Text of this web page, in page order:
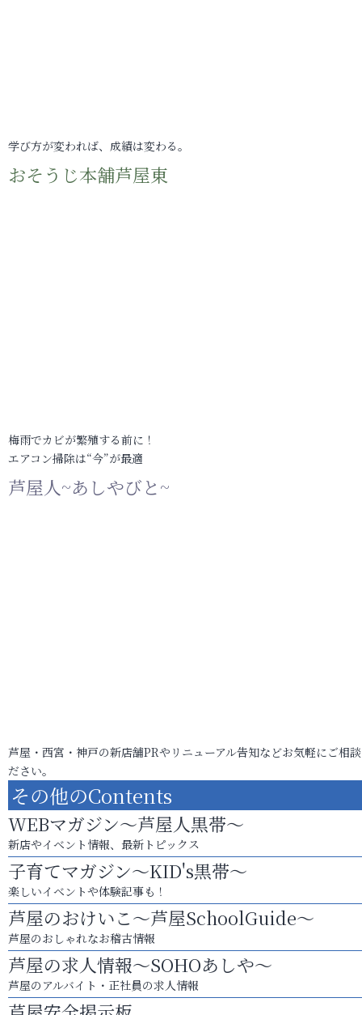
学び方が変われば、成績は変わる。
おそうじ本舗芦屋東
梅雨でカビが繁殖する前に！
エアコン掃除は“今”が最適
芦屋人~あしやびと~
芦屋・西宮・神戸の新店舗PRやリニューアル告知などお気軽にご相
ださい。
その他のContents
WEBマガジン～芦屋人黒帯～
新店やイベント情報、最新トピックス
子育てマガジン～KID's黒帯～
楽しいイベントや体験記事も！
芦屋のおけいこ～芦屋SchoolGuide～
芦屋のおしゃれなお稽古情報
芦屋の求人情報～SOHOあしや～
芦屋のアルバイト・正社員の求人情報